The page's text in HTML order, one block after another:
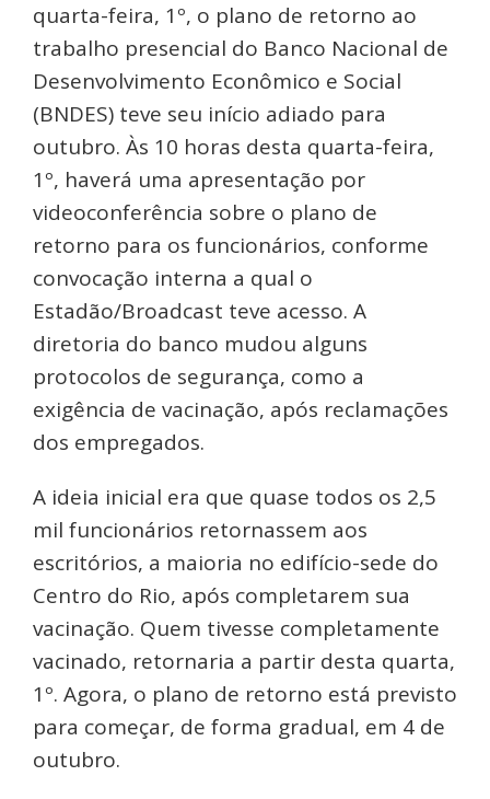
quarta-feira, 1º, o plano de retorno ao
trabalho presencial do Banco Nacional de
Desenvolvimento Econômico e Social
(BNDES) teve seu início adiado para
outubro. Às 10 horas desta quarta-feira,
1º, haverá uma apresentação por
videoconferência sobre o plano de
retorno para os funcionários, conforme
convocação interna a qual o
Estadão/Broadcast teve acesso. A
diretoria do banco mudou alguns
protocolos de segurança, como a
exigência de vacinação, após reclamações
dos empregados.
A ideia inicial era que quase todos os 2,5
mil funcionários retornassem aos
escritórios, a maioria no edifício-sede do
Centro do Rio, após completarem sua
vacinação. Quem tivesse completamente
vacinado, retornaria a partir desta quarta,
1º. Agora, o plano de retorno está previsto
para começar, de forma gradual, em 4 de
outubro.